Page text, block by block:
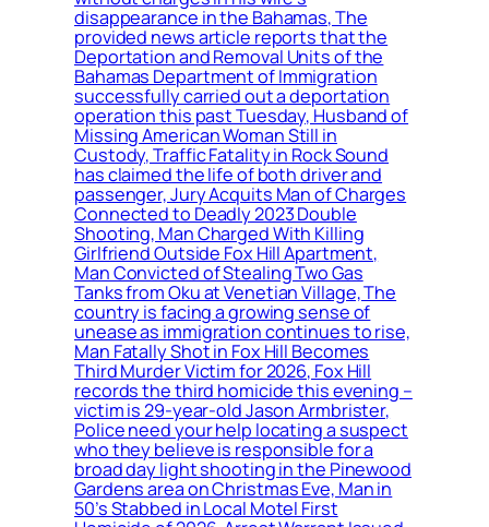
disappearance in the Bahamas, The
provided news article reports that the
Deportation and Removal Units of the
Bahamas Department of Immigration
successfully carried out a deportation
operation this past Tuesday, Husband of
Missing American Woman Still in
Custody, Traffic Fatality in Rock Sound
has claimed the life of both driver and
passenger, Jury Acquits Man of Charges
Connected to Deadly 2023 Double
Shooting, Man Charged With Killing
Girlfriend Outside Fox Hill Apartment,
Man Convicted of Stealing Two Gas
Tanks from Oku at Venetian Village, The
country is facing a growing sense of
unease as immigration continues to rise,
Man Fatally Shot in Fox Hill Becomes
Third Murder Victim for 2026, Fox Hill
records the third homicide this evening –
victim is 29-year-old Jason Armbrister,
Police need your help locating a suspect
who they believe is responsible for a
broad day light shooting in the Pinewood
Gardens area on Christmas Eve, Man in
50’s Stabbed in Local Motel First